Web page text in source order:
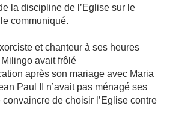
la discipline de l’Eglise sur le
communiqué.
et chanteur à ses heures
avait frôlé
après son mariage avec Maria
Paul II n’avait pas ménagé ses
convaincre de choisir l’Eglise contre